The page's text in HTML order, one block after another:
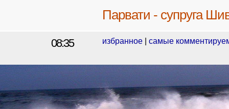
Парвати - супруга
08:35 избранное самые